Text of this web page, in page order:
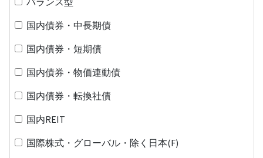
国内債券・中長期債
国内債券・短期債
国内債券・物価連動債
国内債券・転換社債
国内REIT
国際株式・グローバル・除く日本(F)